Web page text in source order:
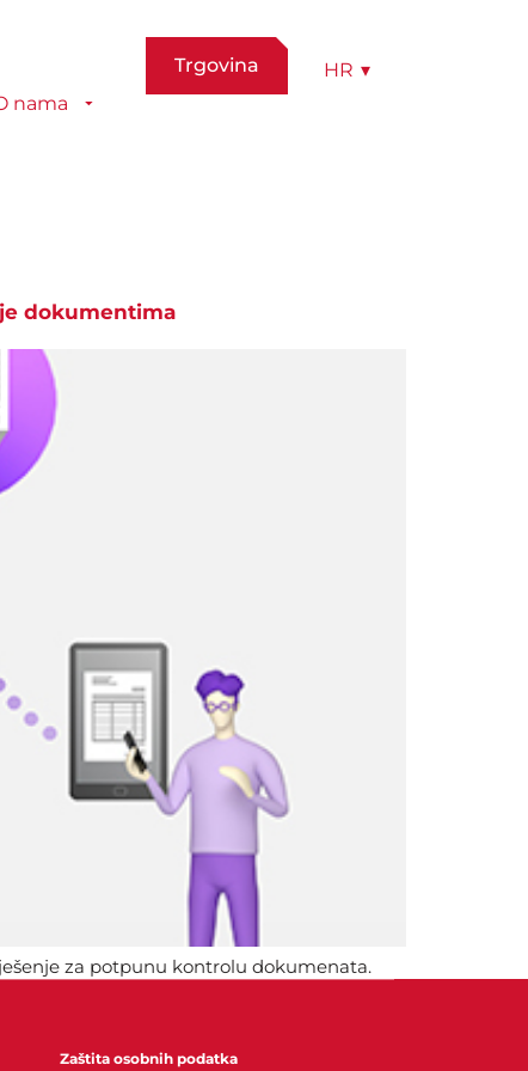
nama
Trgovina HR ▾
dokumentima
za potpunu kontrolu dokumenata.
Zaštita osobnih podatka